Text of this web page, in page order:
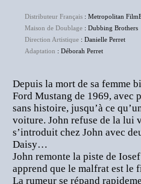
Distributeur Français : Metropolitan
Maison de Doublage : Dubbing Brothers
Direction Artistique : Danielle Perret
Adaptation : Déborah Perret
Depuis la mort de sa femme
Ford Mustang de 1969, avec
sans histoire, jusqu’à ce
voiture. John refuse de la lui
s’introduit chez John avec
Daisy…
John remonte la piste de
apprend que le malfrat est le
La rumeur se répand